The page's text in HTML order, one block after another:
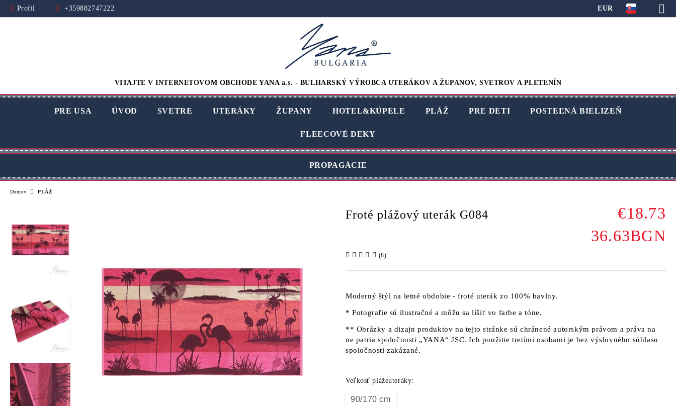
Profil +359882747222 EUR
VITAJTE V INTERNETOVOM OBCHODE YANA a.s. - BULHARSKÝ VÝROBCA UTERÁKOV A ŽUPANOV, SVETROV A PLETENÍN
PRE USA ÚVOD SVETRE UTERÁKY ŽUPANY HOTEL&KÚPELE PLÁŽ PRE DETI POSTEĽNÁ BIELIZEŇ
FLEECOVÉ DEKY
PROPAGÁCIE
Domov PLÁŽ
Froté plážový uterák G084
€18.73
36.63BGN
(8)
Moderný štýl na letné obdobie - froté uterák zo 100% bavlny.
* Fotografie sú ilustračné a môžu sa líšiť vo farbe a tóne.
** Obrázky a dizajn produktov na tejto stránke sú chránené autorským právom a práva na
ne patria spoločnosti „YANA“ JSC. Ich použitie tretími osobami je bez výslovného súhlasu
spoločnosti zakázané.
Veľkosť plážeuteráky:
90/170 cm